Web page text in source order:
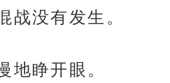
战没有发生。
地睁开眼。